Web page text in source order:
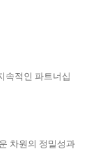
속적인 파트너십
차원의 정밀성과